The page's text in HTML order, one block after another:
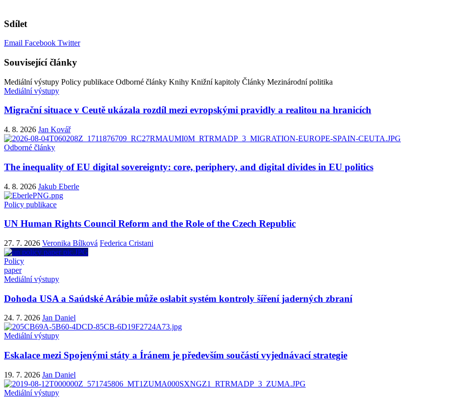
Sdílet
Email Facebook Twitter
Související články
Mediální výstupy Policy publikace Odborné články Knihy Knižní kapitoly Články Mezinárodní politika
Mediální výstupy
Migrační situace v Ceutě ukázala rozdíl mezi evropskými pravidly a realitou na hranicích
4. 8. 2026 Jan Kovář
Odborné články
The inequality of EU digital sovereignty: core, periphery, and digital divides in EU politics
4. 8. 2026 Jakub Eberle
Policy publikace
UN Human Rights Council Reform and the Role of the Czech Republic
27. 7. 2026 Veronika Bílková Federica Cristani
Policy
paper
Mediální výstupy
Dohoda USA a Saúdské Arábie může oslabit systém kontroly šíření jaderných zbraní
24. 7. 2026 Jan Daniel
Mediální výstupy
Eskalace mezi Spojenými státy a Íránem je především součástí vyjednávací strategie
19. 7. 2026 Jan Daniel
Mediální výstupy